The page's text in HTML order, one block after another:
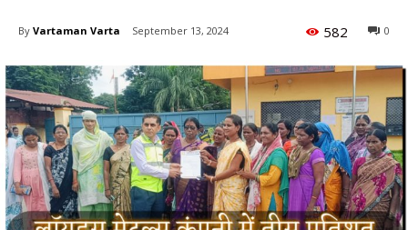
By Vartaman Varta September 13, 2024 0
582